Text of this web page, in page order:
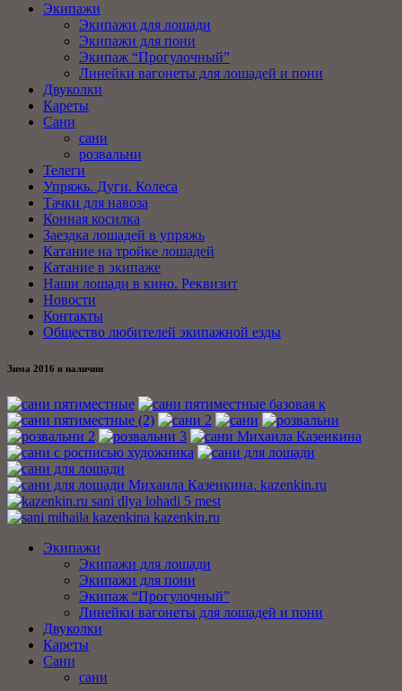
Экипажи
Экипажи для лошади
Экипажи для пони
Экипаж “Прогулочный”
Линейки вагонеты для лошадей и пони
Двуколки
Кареты
Сани
сани
розвальни
Телеги
Упряжь. Дуги. Колеса
Тачки для навоза
Конная косилка
Заездка лошадей в упряжь
Катание на тройке лошадей
Катание в экипаже
Наши лошади в кино. Реквизит
Новости
Контакты
Общество любителей экипажной езды
Зима 2016 в наличии
Экипажи
Экипажи для лошади
Экипажи для пони
Экипаж “Прогулочный”
Линейки вагонеты для лошадей и пони
Двуколки
Кареты
Сани
сани